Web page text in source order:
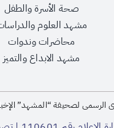
صحة الأسرة والطفل
مشهد العلوم
محاضرات وندوات
مشهد الابداع والتميز
الرسمى لصحيفة “المشهد”